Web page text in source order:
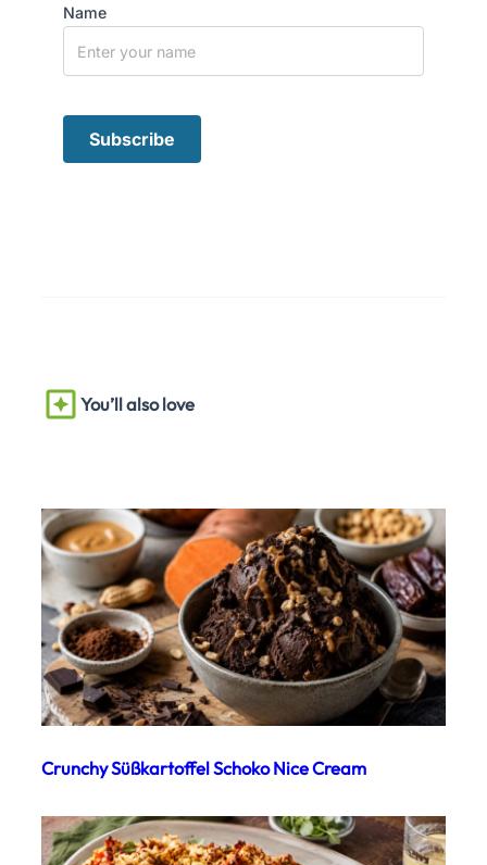
Name
You’ll also love
Crunchy Süßkartoffel Schoko Nice Cream